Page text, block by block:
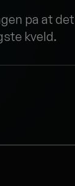
pa at
kveld.